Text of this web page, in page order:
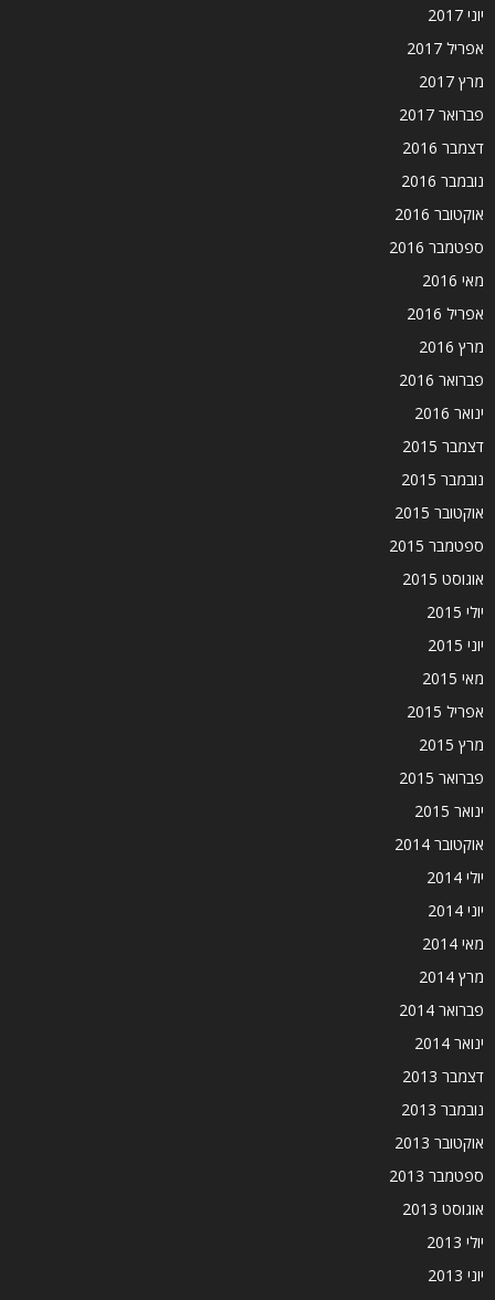
יוני 2017
אפריל 2017
מרץ 2017
פברואר 2017
דצמבר 2016
נובמבר 2016
אוקטובר 2016
ספטמבר 2016
מאי 2016
אפריל 2016
מרץ 2016
פברואר 2016
ינואר 2016
דצמבר 2015
נובמבר 2015
אוקטובר 2015
ספטמבר 2015
אוגוסט 2015
יולי 2015
יוני 2015
מאי 2015
אפריל 2015
מרץ 2015
פברואר 2015
ינואר 2015
אוקטובר 2014
יולי 2014
יוני 2014
מאי 2014
מרץ 2014
פברואר 2014
ינואר 2014
דצמבר 2013
נובמבר 2013
אוקטובר 2013
ספטמבר 2013
אוגוסט 2013
יולי 2013
יוני 2013